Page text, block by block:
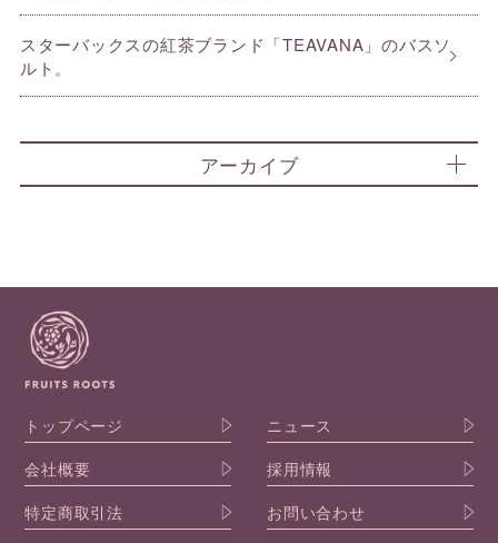
スターバックスの紅茶ブランド「TEAVANA」のバスソ
ルト。
アーカイブ
トップページ
ニュース
会社概要
採用情報
特定商取引法
お問い合わせ